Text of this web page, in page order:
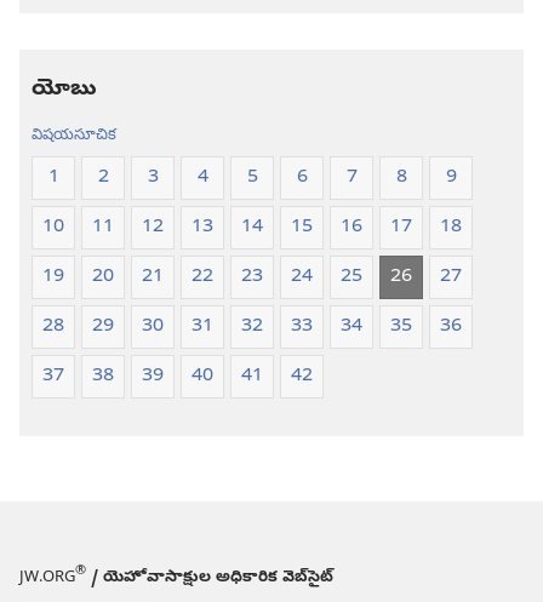
యోబు
విషయసూచిక
1 2 3 4 5 6 7 8
9
10
11 12 13 14 15 16 17
18
19
20 21 22 23 24 25 26
27
28
29 30 31 32 33 34 35
36
37
38 39 40 41 42
JW.ORG® / యెహోవాసాక్షుల అధికారిక వెబ్‌సైట్‌